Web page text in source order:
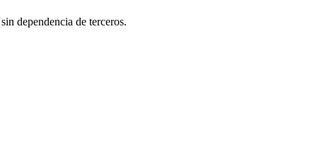
dependencia de terceros.